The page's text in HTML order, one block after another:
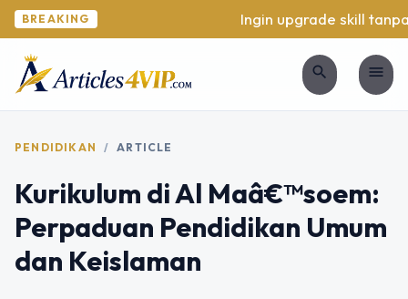
BREAKING Ingin upgrade skill tanpa
search menu
PENDIDIKAN / ARTICLE
Kurikulum di Al Maâ€™soem:
Perpaduan Pendidikan Umum
dan Keislaman